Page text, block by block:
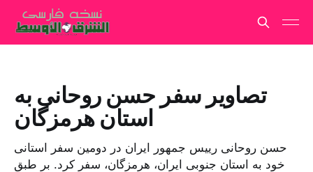
تصاویر سفر حسن روحانی به
استان هرمزگان
حسن روحانی رییس جمهور ایران در دومین سفر استانی
خود به استان جنوبی ایران، هرمزگان، سفر کرد. بر طبق